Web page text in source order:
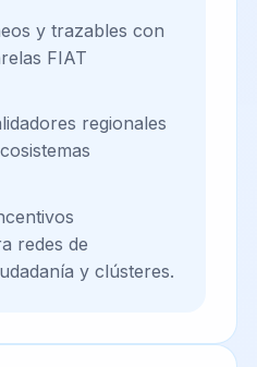
y trazables con
FIAT
regionales
redes de
y clústeres.